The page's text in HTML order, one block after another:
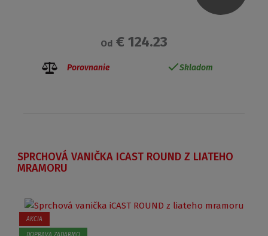
Od € 124.23
Porovnanie Skladom
SPRCHOVÁ VANIČKA ICAST ROUND Z LIATEHO
MRAMORU
AKCIA